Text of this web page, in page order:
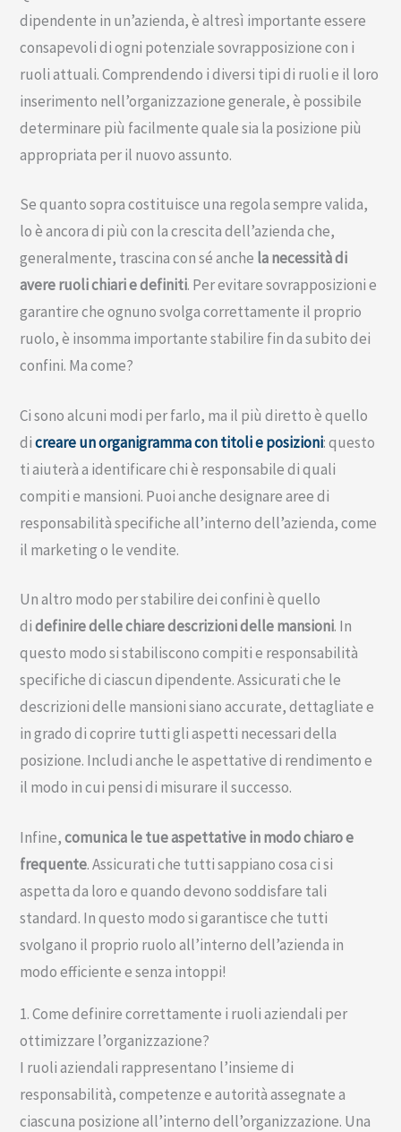
dipendente in un’azienda, è altresì importante essere
consapevoli di ogni potenziale sovrapposizione con i
ruoli attuali. Comprendendo i diversi tipi di ruoli e il loro
inserimento nell’organizzazione generale, è possibile
determinare più facilmente quale sia la posizione più
appropriata per il nuovo assunto.
Se quanto sopra costituisce una regola sempre valida,
lo è ancora di più con la crescita dell’azienda che,
generalmente, trascina con sé anche la necessità di
avere ruoli chiari e definiti. Per evitare sovrapposizioni e
garantire che ognuno svolga correttamente il proprio
ruolo, è insomma importante stabilire fin da subito dei
confini. Ma come?
Ci sono alcuni modi per farlo, ma il più diretto è quello
dicreare un organigramma con titoli e posizioni: questo
ti aiuterà a identificare chi è responsabile di quali
compiti e mansioni. Puoi anche designare aree di
responsabilità specifiche all’interno dell’azienda, come
il marketing o le vendite.
Un altro modo per stabilire dei confini è quello
didefinire delle chiare descrizioni dellemansioni. In
questo modo si stabiliscono compiti e responsabilità
specifiche di ciascun dipendente. Assicurati che le
descrizioni delle mansioni siano accurate, dettagliate e
in grado di coprire tutti gli aspetti necessari della
posizione. Includi anche le aspettative di rendimento e
il modo in cui pensi di misurare il successo.
Infine,comunica le tue aspettative in modo chiaro e
frequente. Assicurati che tutti sappiano cosa ci si
aspetta da loro e quando devono soddisfare tali
standard. In questo modo si garantisce che tutti
svolgano il proprio ruolo all’interno dell’azienda in
modo efficiente e senza intoppi!
1. Come definire correttamente i ruoli aziendali per
ottimizzare l’organizzazione?
I ruoli aziendali rappresentano l’insieme di
responsabilità, competenze e autorità assegnate a
ciascuna posizione all’interno dell’organizzazione. Una